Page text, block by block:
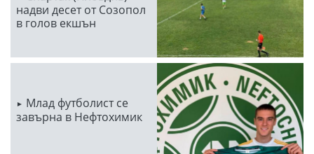
надви десет от Созопол
в голов екшън
Млад футболист се
завърна в Нефтохимик